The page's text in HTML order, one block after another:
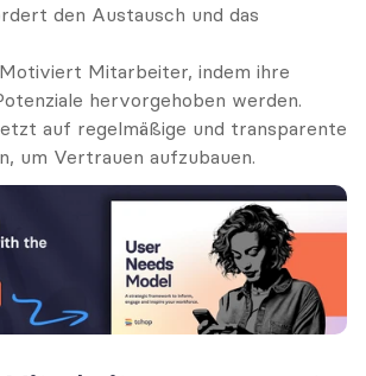
den Austausch und das
Motiviert Mitarbeiter, indem ihre
hervorgehoben werden.
auf regelmäßige und transparente
um Vertrauen aufzubauen.